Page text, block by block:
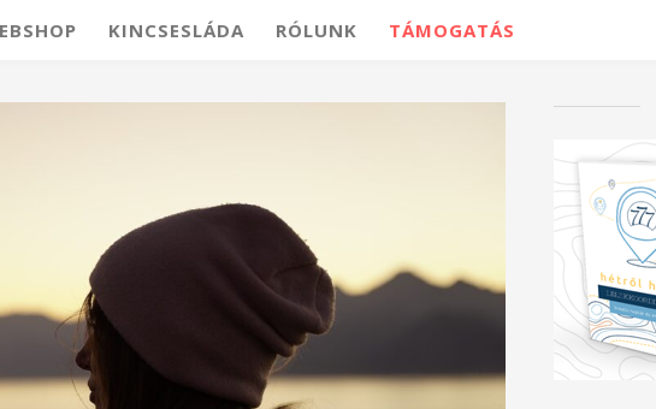
KINCSESLÁDA RÓLUNK TÁMOGATÁS